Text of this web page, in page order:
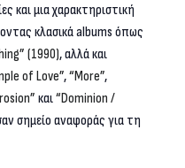
και μια χαρακτηριστική
κλασικά albums όπως
” (1990), αλλά και
ofLove”,“More”,
” και“Dominion /
σημείο αναφοράς για τη